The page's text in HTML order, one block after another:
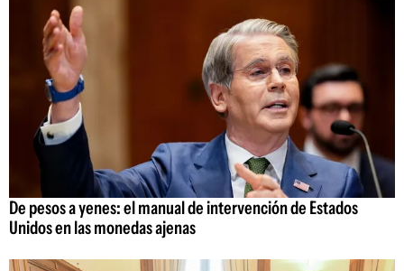
De pesos a yenes: el manual de intervención de Estados
Unidos en las monedas ajenas